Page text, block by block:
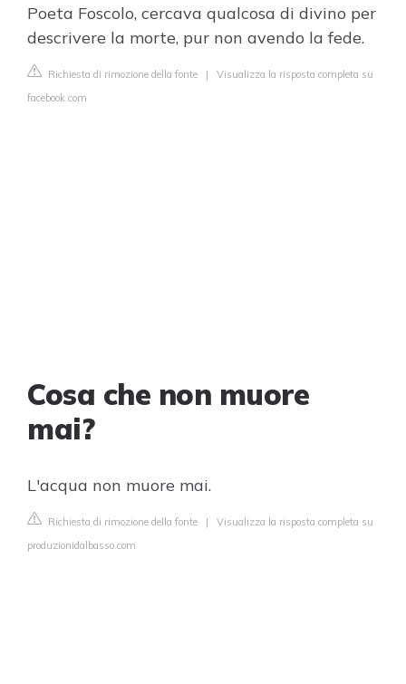
Poeta Foscolo, cercava qualcosa di divino per
descrivere la morte, pur non avendo la fede.
Richiesta di rimozione della fonte | Visualizza la risposta completa su
facebook.com
Cosa che non muore
mai?
L'acqua non muore mai.
Richiesta di rimozione della fonte | Visualizza la risposta completa su
produzionidalbasso.com